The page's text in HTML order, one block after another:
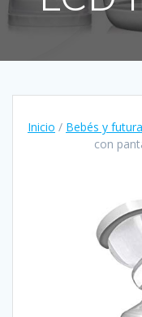
Inicio / Bebés y
con